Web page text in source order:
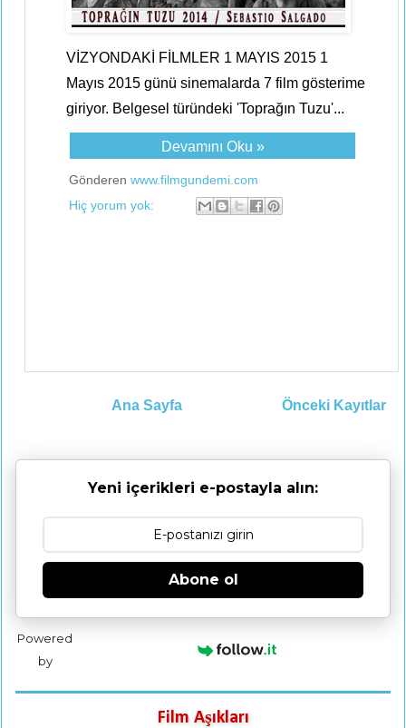
VİZYONDAKİ FİLMLER 1 MAYIS 2015 1
Mayıs 2015 günü sinemalarda 7 film gösterime
giriyor. Belgesel türündeki 'Toprağın Tuzu'...
Devamını Oku »
Gönderen www.filmgundemi.com
Hiç yorum yok:
Önceki Kayıtlar
Ana Sayfa
Yeni içerikleri e-postayla alın:
Abone ol
Powered
by
Film Aşıkları